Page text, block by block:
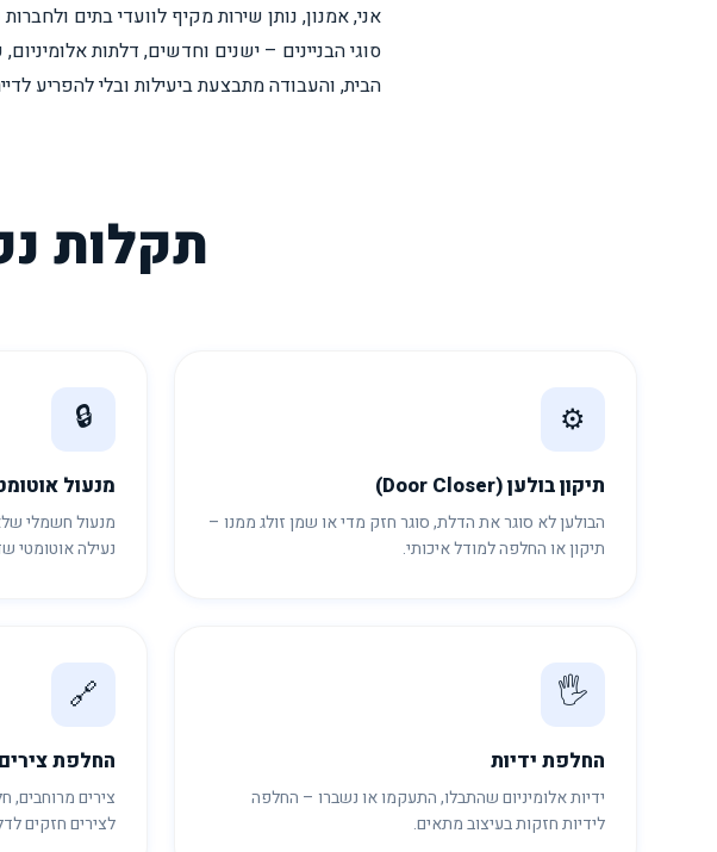
סוגי הבניינים – ישנים וחדשים, דלתות
הבית, והעבודה מתבצעת ביעילות ובלי להפריע
תקלות
⚙️
תיקון בולען (Door Closer)
הבולען לא סוגר את הדלת, סוגר חזק מדי או שמן זולג ממנו –
תיקון או החלפה למודל איכותי.
🔒
מנעול
מנעול חשמלי
נעילה אוטומטי
🖐️
החלפת ידיות
ידיות אלומיניום שהתבלו, התעקמו או נשברו – החלפה
לידיות חזקות בעיצוב מתאים.
🔗
החלפת צירים
צירים
לצירים חזקים